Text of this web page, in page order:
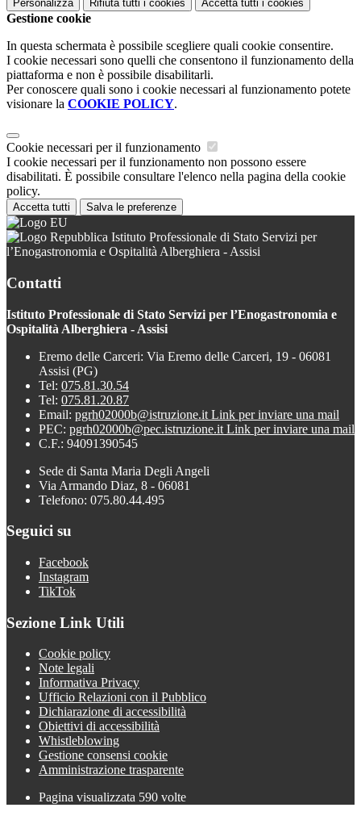
Personalizza Rifiuta tutti i cookies Accetta tutti i cookies
Gestione cookie
In questa schermata è possibile scegliere quali cookie consentire.
I cookie necessari sono quelli che consentono il funzionamento della
piattaforma e non è possibile disabilitarli.
Per conoscere quali sono i cookie necessari al funzionamento potete
visionare la COOKIE POLICY.
Cookie necessari per il funzionamento
I cookie necessari per il funzionamento non possono essere
disabilitati. È possibile consultare l'elenco nella pagina della cookie
policy.
Accetta tutti Salva le preferenze
Istituto Professionale di Stato Servizi per
l’Enogastronomia e Ospitalità Alberghiera - Assisi
Contatti
Istituto Professionale di Stato Servizi per l’Enogastronomia e
Ospitalità Alberghiera - Assisi
Eremo delle Carceri: Via Eremo delle Carceri, 19 - 06081
Assisi (PG)
Tel: 075.81.30.54
Tel: 075.81.20.87
Email: pgrh02000b@istruzione.it Link per inviare una mail
PEC: pgrh02000b@pec.istruzione.it Link per inviare una mail
C.F.: 94091390545
Sede di Santa Maria Degli Angeli
Via Armando Diaz, 8 - 06081
Telefono: 075.80.44.495
Seguici su
Facebook
Instagram
TikTok
Sezione Link Utili
Cookie policy
Note legali
Informativa Privacy
Ufficio Relazioni con il Pubblico
Dichiarazione di accessibilità
Obiettivi di accessibilità
Whistleblowing
Gestione consensi cookie
Amministrazione trasparente
Pagina visualizzata 590 volte